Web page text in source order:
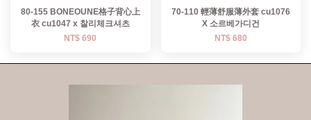
80-155 BONEOUNE格子背心上
衣 cu1047 x 찰리체크셔츠
NT$ 690
70-110 輕薄舒服薄外套 cu1076
X 소르베가디건
NT$ 680